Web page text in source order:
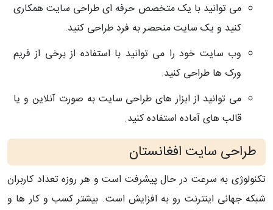
می توانید با یک متخصص حرفه ای طراحی سایت همکاری
کنید و یک سایت منحصر به فرد طراحی کنید.
وب سایت خود را می توانید با استفاده از برخی از فریم
ورک ها طراحی کنید.
می توانید از ابزار های طراحی سایت به صورت آنلاین و یا
قالب های آماده استفاده کنید.
طراحی سایت افغانستان
تکنولوژی به سرعت در حال پیشرفت است و هر روزه تعداد کاربران
شبکه جهانی اینترنت رو به افزایش است. بیشتر کسب و کار ها و